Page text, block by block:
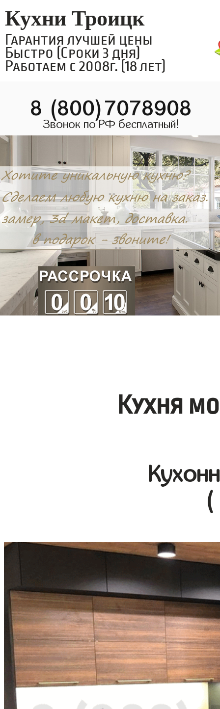
Кухни Троицк
Гарантия лучшей цены
Быстро (Сроки 3 дня)
Работаем с 2008г. (18 лет)
8 (800)7078908
Звонок по РФ бесплатный!
Кухня
(